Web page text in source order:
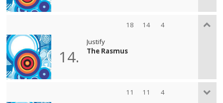
18 14 4
14.
Justify
The Rasmus
11 11 4